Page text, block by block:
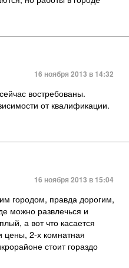
16 ноября 2013 в 14:32
востребованы.
от квалификации.
16 ноября 2013 в 15:04
городом, правда дорогим,
можно развлечься и
а вот что касается
цены, 2-х комнатная
стоит гораздо